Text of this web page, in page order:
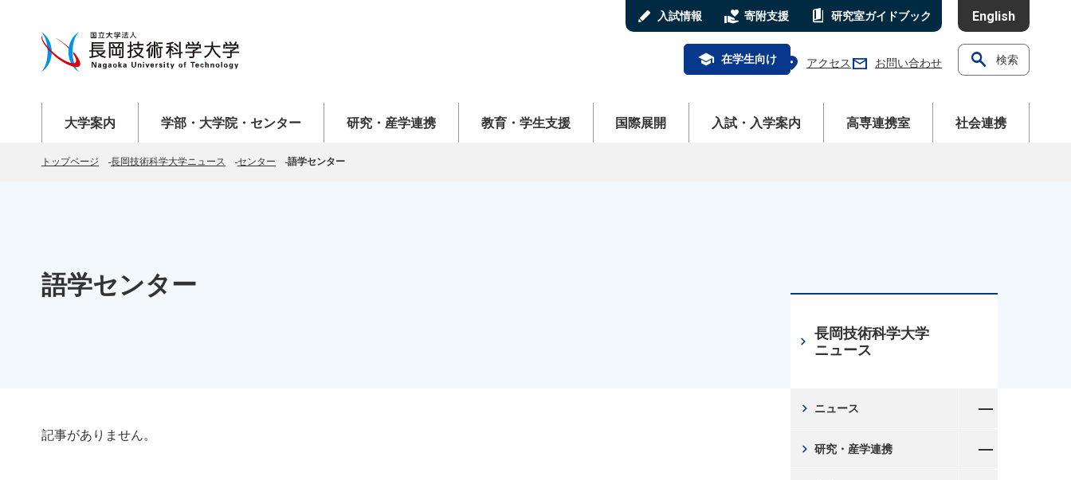
stylus 入試情報 volunteer_activism 寄附支援 book_5 研究室ガイドブック English
school 在学生向け location_on アクセス mail お問い合わせ search 検索
大学案内
学部・大学院・センター
研究・産学連携
教育・学生支援
国際展開
入試・入学案内
高専連携室
社会連携
トップページ 長岡技術科学大学ニュース センター 語学センター
語学センター
記事がありません。
長岡技術科学大学
ニュース
chevron_right
ニュース
chevron_right
研究・産学連携
chevron_right